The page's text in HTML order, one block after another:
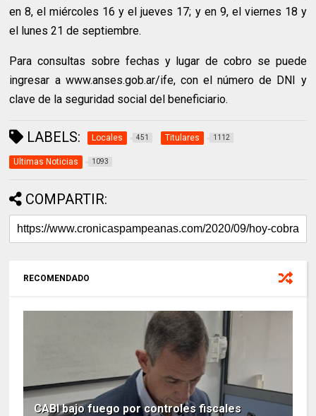
en 8, el miércoles 16 y el jueves 17; y en 9, el viernes 18 y
el lunes 21 de septiembre.
Para consultas sobre fechas y lugar de cobro se puede
ingresar a www.anses.gob.ar/ife, con el número de DNI y
clave de la seguridad social del beneficiario.
LABELS: Locales 451 Titulares 1112
Ultimas Noticias 1093
COMPARTIR:
RECOMENDADO
CABI bajo fuego por controles fiscales